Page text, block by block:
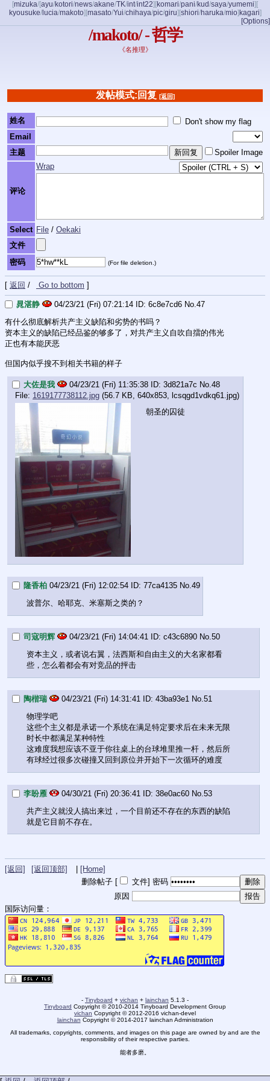
[mizuka/[ayu/kotori/news/akane/TK/int/int22] [komari/pani/kud/saya/yumemi] [
kyousuke/lucia/makoto] [masato/Yui/chihaya/pic/giru] [shiori/haruka/mio] kagari]
[Options]
/makoto/ - 哲学
《名推理》
发帖模式:回复 [返回]
姓名
Don't show my flag
Email
主题
Spoiler Image
评论
Wrap
Select File / Oekaki
文件
密码
(For file deletion.)
[ 返回 / Go to bottom ]
晁湛静 04/23/21 (Fri) 07:21:14 6c8e7cd6 No. 47
有什么彻底解析共产主义缺陷和劣势的书吗？
资本主义的缺陷已经品鉴的够多了，对共产主义自吹自擂的伟光
正也有本能厌恶
但国内似乎搜不到相关书籍的样子
大佐是我 04/23/21 (Fri) 11:35:38 3d821a7c No.48
File: 1619177738112.jpg (56.7 KB, 640x853, lcsqgd1vdkq61.jpg)
朝圣的囚徒
隆香柏 04/23/21 (Fri) 12:02:54 77ca4135 No. 49
波普尔、哈耶克、米塞斯之类的？
司寇明辉 04/23/21 (Fri) 14:04:41 c43c6890 No. 50
资本主义，或者说右翼，法西斯和自由主义的大名家都看
些，怎么着都会有对竞品的抨击
陶楷瑞 04/23/21 (Fri) 14:31:41 43ba93e1 No. 51
物理学吧
这些个主义都是承诺一个系统在满足特定要求后在未来无限
时长中都满足某种特性
这难度我想应该不亚于你往桌上的台球堆里推一杆，然后所
有球经过很多次碰撞又回到原位并开始下一次循环的难度
李盼雁 04/30/21 (Fri) 20:36:41 38e0ac60 No. 53
共产主义就没人搞出来过，一个目前还不存在的东西的缺陷
就是它目前不存在。
[返回] [返回顶部]
[Home]
删除帖子 [
文件] 密码
原因
国际访问量：
- Tinyboard + vichan + lainchan 5.1.3 -
Tinyboard Copyright © 2010-2014 Tinyboard Development Group
vichan Copyright © 2012-2016 vichan-devel
lainchan Copyright © 2014-2017 lainchan Administration
All trademarks, copyrights, comments, and images on this page are owned by and are the
responsibility of their respective parties.
能者多磨。